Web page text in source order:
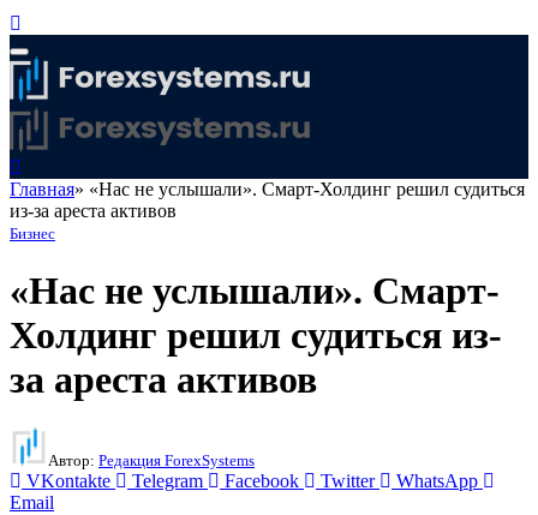
Главная» «Нас не услышали». Смарт-Холдинг решил судиться
из-за ареста активов
Бизнес
«Нас не услышали». Смарт-
Холдинг решил судиться из-
за ареста активов
Автор: Редакция ForexSystems
VKontakte Telegram Facebook Twitter
WhatsApp
Email